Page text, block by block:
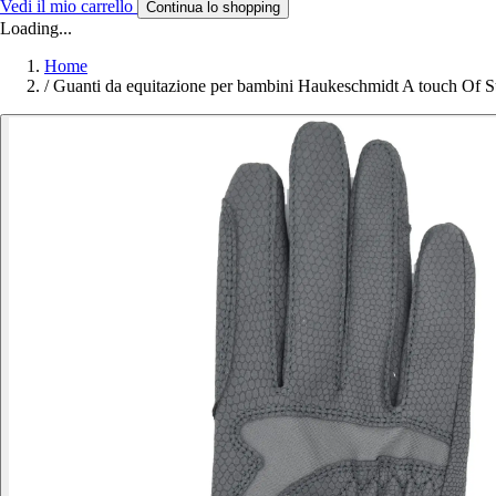
Vedi il mio carrello Continua lo shopping
Loading...
Home
/ Guanti da equitazione per bambini Haukeschmidt A touch Of